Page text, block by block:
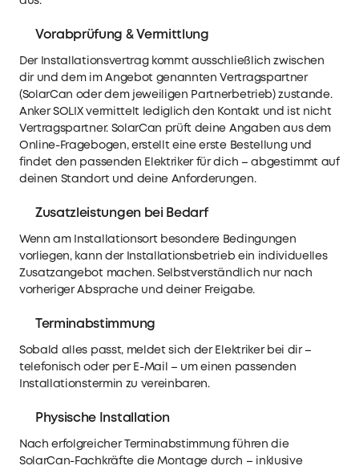
Vorabprüfung & Vermittlung
Der Installationsvertrag kommt ausschließlich zwischen
dir und dem im Angebot genannten Vertragspartner
(SolarCan oder dem jeweiligen Partnerbetrieb) zustande.
Anker SOLIX vermittelt lediglich den Kontakt und ist nicht
Vertragspartner. SolarCan prüft deine Angaben aus dem
Online-Fragebogen, erstellt eine erste Bestellung und
findet den passenden Elektriker für dich – abgestimmt auf
deinen Standort und deine Anforderungen.
Zusatzleistungen bei Bedarf
Wenn am Installationsort besondere Bedingungen
vorliegen, kann der Installationsbetrieb ein individuelles
Zusatzangebot machen. Selbstverständlich nur nach
vorheriger Absprache und deiner Freigabe.
Terminabstimmung
Sobald alles passt, meldet sich der Elektriker bei dir –
telefonisch oder per E-Mail – um einen passenden
Installationstermin zu vereinbaren.
Physische Installation
Nach erfolgreicher Terminabstimmung führen die
SolarCan-Fachkräfte die Montage durch – inklusive